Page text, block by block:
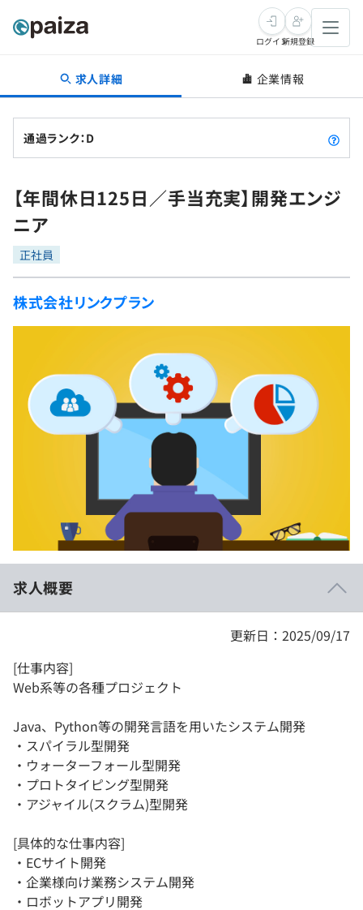
転職・キャリア
転職成功ガイド
転職エージェント
インタビュー
転職成功ガイド
新卒就活
求人検索
本選考
インターン
イベント・セミナー
インタビュー
学習
問題集
リファレンス
法人向けプラン
契約内容・クーポン
プログラミング言語
再チャレンジ結果一覧
ゲーム・マンガ
paiza times
note
ログイン新規登録
求人詳細 企業情報
通過ランク：D
【年間休日125日／手当充実】開発エンジ
ニア
正社員
株式会社リンクプラン
求人概要
更新日：2025/09/17
[仕事内容]
Web系等の各種プロジェクト
Java、Python等の開発言語を用いたシステム開発
・スパイラル型開発
・ウォーターフォール型開発
・プロトタイピング型開発
・アジャイル(スクラム)型開発
[具体的な仕事内容]
・ECサイト開発
・企業様向け業務システム開発
・ロボットアプリ開発